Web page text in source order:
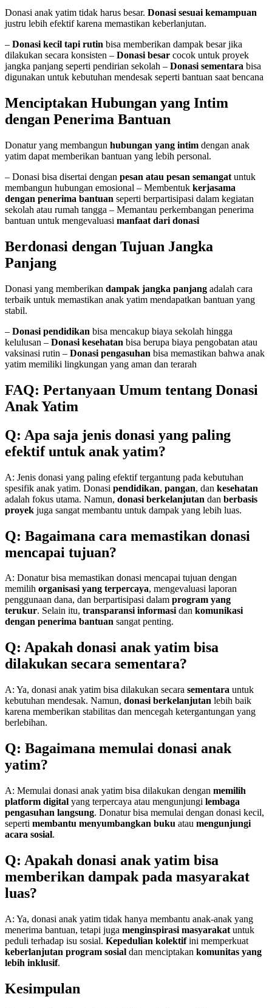
Donasi anak yatim tidak harus besar. Donasi sesuai kemampuan
justru lebih efektif karena memastikan keberlanjutan.
– Donasi kecil tapi rutin bisa memberikan dampak besar jika
dilakukan secara konsisten – Donasi besar cocok untuk proyek
jangka panjang seperti pendirian sekolah – Donasi sementara bisa
digunakan untuk kebutuhan mendesak seperti bantuan saat bencana
Menciptakan Hubungan yang Intim
dengan Penerima Bantuan
Donatur yang membangun hubungan yang intim dengan anak
yatim dapat memberikan bantuan yang lebih personal.
– Donasi bisa disertai dengan pesan atau pesan semangat untuk
membangun hubungan emosional – Membentuk kerjasama
dengan penerima bantuan seperti berpartisipasi dalam kegiatan
sekolah atau rumah tangga – Memantau perkembangan penerima
bantuan untuk mengevaluasi manfaat dari donasi
Berdonasi dengan Tujuan Jangka
Panjang
Donasi yang memberikan dampak jangka panjang adalah cara
terbaik untuk memastikan anak yatim mendapatkan bantuan yang
stabil.
– Donasi pendidikan bisa mencakup biaya sekolah hingga
kelulusan – Donasi kesehatan bisa berupa biaya pengobatan atau
vaksinasi rutin – Donasi pengasuhan bisa memastikan bahwa anak
yatim memiliki lingkungan yang aman dan terarah
FAQ: Pertanyaan Umum tentang Donasi
Anak Yatim
Q: Apa saja jenis donasi yang paling
efektif untuk anak yatim?
A: Jenis donasi yang paling efektif tergantung pada kebutuhan
spesifik anak yatim. Donasi pendidikan, pangan, dan kesehatan
adalah fokus utama. Namun, donasi berkelanjutan dan berbasis
proyek juga sangat membantu untuk dampak yang lebih luas.
Q: Bagaimana cara memastikan donasi
mencapai tujuan?
A: Donatur bisa memastikan donasi mencapai tujuan dengan
memilih organisasi yang terpercaya, mengevaluasi laporan
penggunaan dana, dan berpartisipasi dalam program yang
terukur. Selain itu, transparansi informasidan komunikasi
dengan penerima bantuan sangat penting.
Q: Apakah donasi anak yatim bisa
dilakukan secara sementara?
A: Ya, donasi anak yatim bisa dilakukan secara sementara untuk
kebutuhan mendesak. Namun, donasi berkelanjutan lebih baik
karena memberikan stabilitas dan mencegah ketergantungan yang
berlebihan.
Q: Bagaimana memulai donasi anak
yatim?
A: Memulai donasi anak yatim bisa dilakukan dengan memilih
platform digital yang terpercaya atau mengunjungi lembaga
pengasuhan langsung. Donatur bisa memulai dengan donasi kecil,
seperti membantu menyumbangkan buku atau mengunjungi
acara sosial.
Q: Apakah donasi anak yatim bisa
memberikan dampak pada masyarakat
luas?
A: Ya, donasi anak yatim tidak hanya membantu anak-anak yang
menerima bantuan, tetapi juga menginspirasi masyarakat untuk
peduli terhadap isu sosial. Kepedulian kolektifini memperkuat
keberlanjutan program sosial dan menciptakan komunitas yang
lebih inklusif.
Kesimpulan